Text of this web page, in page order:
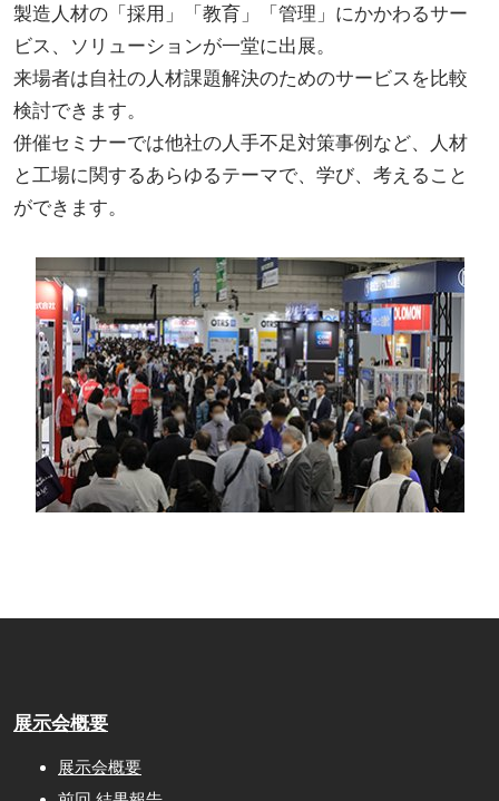
製造人材の「採用」「教育」「管理」にかかわるサー
ビス、ソリューションが一堂に出展。
来場者は自社の人材課題解決のためのサービスを比較
検討できます。
併催セミナーでは他社の人手不足対策事例など、人材
と工場に関するあらゆるテーマで、学び、考えること
ができます。
展示会概要
展示会概要